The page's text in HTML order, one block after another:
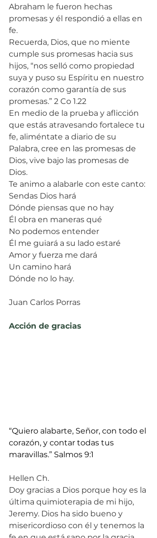
Abraham le fueron hechas
promesas y él respondió a ellas en
fe.
Recuerda, Dios, que no miente
cumple sus promesas hacia sus
hijos, “nos selló como propiedad
suya y puso su Espíritu en nuestro
corazón como garantía de sus
promesas.” 2 Co 1.22
En medio de la prueba y aflicción
que estás atravesando fortalece tu
fe, aliméntate a diario de su
Palabra, cree en las promesas de
Dios, vive bajo las promesas de
Dios.
Te animo a alabarle con este canto:
Sendas Dios hará
Dónde piensas que no hay
Él obra en maneras qué
No podemos entender
Él me guiará a su lado estaré
Amor y fuerza me dará
Un camino hará
Dónde no lo hay.
Juan Carlos Porras
Acción de gracias
“Quiero alabarte, Señor, con todo el
corazón, y contar todas tus
maravillas.” Salmos 9:1
Hellen Ch.
Doy gracias a Dios porque hoy es la
última quimioterapia de mi hijo,
Jeremy. Dios ha sido bueno y
misericordioso con él y tenemos la